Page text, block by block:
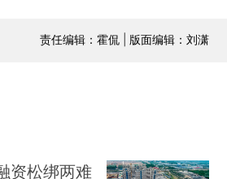
责任编辑：霍侃 | 版面编辑：刘潇
资松绑两难